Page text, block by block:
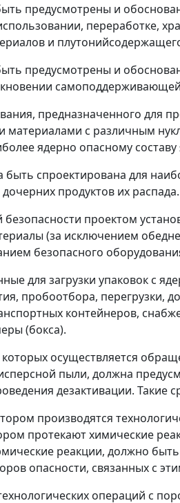
предусмотрены и
переработке,
и
предусмотрены и
предназначенного для
с различным
ядерно опасному
спроектирована для
продуктов их распада.
проектом
(за исключением
безопасного
для загрузки упаковок с
пробоотбора,
контейнеров,
(бокса).
которых осуществляется
пыли, должна
дезактивации. Такие
производятся
протекают химические
реакции, должно
опасности, связанных с
операций с